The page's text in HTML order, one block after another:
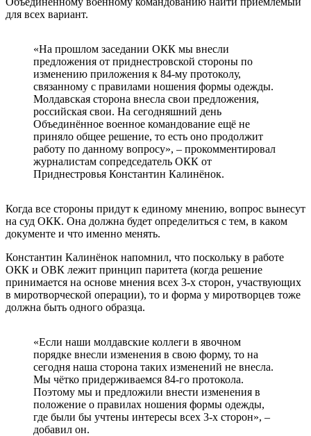
для всех вариант.
«На прошлом заседании ОКК мы внесли
предложения от приднестровской стороны по
изменению приложения к 84-му протоколу,
связанному с правилами ношения формы одежды.
Молдавская сторона внесла свои предложения,
российская свои. На сегодняшний день
Объединённое военное командование ещё не
приняло общее решение, то есть оно продолжит
работу по данному вопросу», – прокомментировал
журналистам сопредседатель ОКК от
Приднестровья Константин Калинёнок.
Когда все стороны придут к единому мнению, вопрос вынесут
на суд ОКК. Она должна будет определиться с тем, в каком
документе и что именно менять.
Константин Калинёнок напомнил, что поскольку в работе
ОКК и ОВК лежит принцип паритета (когда решение
принимается на основе мнения всех 3-х сторон, участвующих
в миротворческой операции), то и форма у миротворцев тоже
должна быть одного образца.
«Если наши молдавские коллеги в явочном
порядке внесли изменения в свою форму, то на
сегодня наша сторона таких изменений не внесла.
Мы чётко придерживаемся 84-го протокола.
Поэтому мы и предложили внести изменения в
положение о правилах ношения формы одежды,
где были бы учтены интересы всех 3-х сторон», –
добавил он.